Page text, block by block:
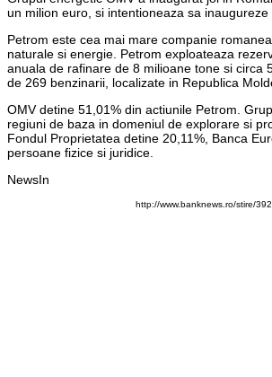
un milion euro, si intentioneaza sa
Petrom este cea mai mare companie
naturale si energie. Petrom exploateaza
anuala de rafinare de 8 milioane tone si circa
de 269 benzinarii, localizate in Republica
OMV detine 51,01% din actiunile Petrom.
regiuni de baza in domeniul de explorare si
Fondul Proprietatea detine 20,11%, Banca
persoane fizice si juridice.
NewsIn
http://www.banknews.ro/stire/